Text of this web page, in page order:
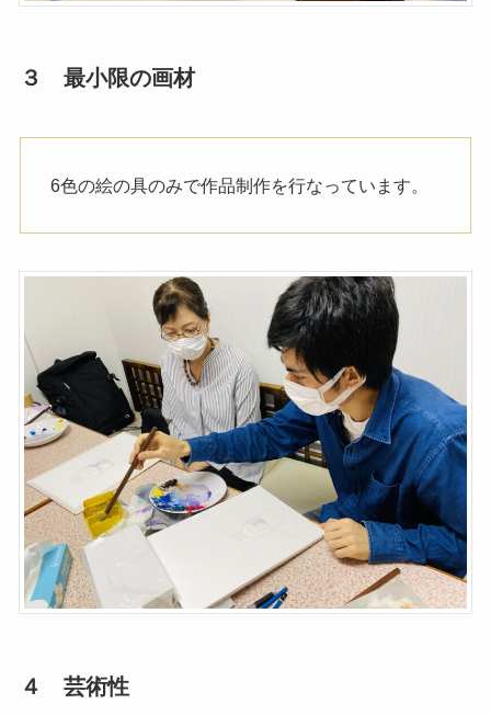
３ 最小限の画材
6色の絵の具のみで作品制作を行なっています。
４ 芸術性